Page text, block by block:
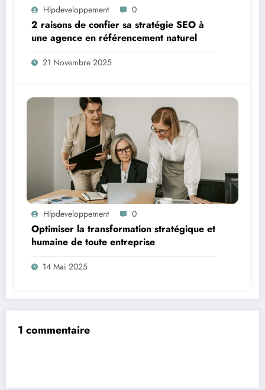
Hlpdeveloppement 0
2 raisons de confier sa stratégie SEO à
une agence en référencement naturel
21 Novembre 2025
Hlpdeveloppement 0
Optimiser la transformation stratégique et
humaine de toute entreprise
14 Mai 2025
1 commentaire